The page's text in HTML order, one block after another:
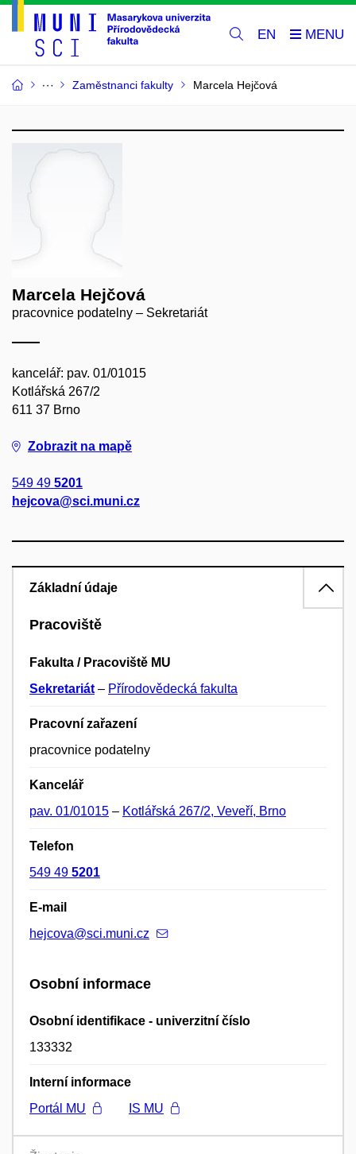
EN
Zaměstnanci fakulty Marcela Hejčová
Marcela Hejčová
pracovnice podatelny – Sekretariát
kancelář: pav. 01/01015
Kotlářská 267/2
611 37 Brno
Zobrazit na mapě
549 49 5201
hejcova@sci.muni.cz
Základní údaje
Pracoviště
Fakulta / Pracoviště MU
Sekretariát – Přírodovědecká fakulta
Pracovní zařazení
pracovnice podatelny
Kancelář
pav. 01/01015 – Kotlářská 267/2, Veveří, Brno
Telefon
549 49 5201
E-mail
hejcova@sci.muni.cz
Osobní informace
Osobní identifikace - univerzitní číslo
133332
Interní informace
Portál MU
IS MU